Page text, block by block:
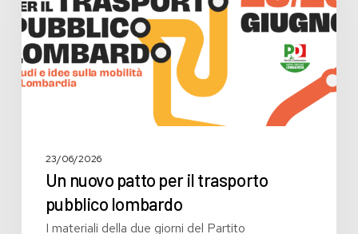
trasporto
pubblico
lombardo
23/06/2026
Un nuovo patto per il trasporto
pubblico lombardo
I materiali della due giorni del Partito